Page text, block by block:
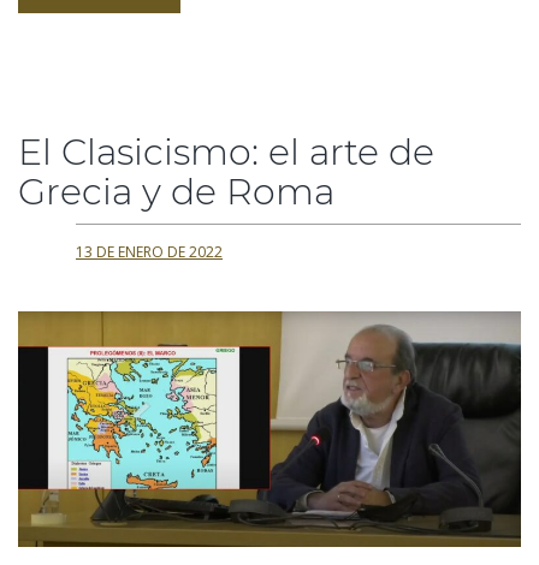
El Clasicismo: el arte de
Grecia y de Roma
13 DE ENERO DE 2022